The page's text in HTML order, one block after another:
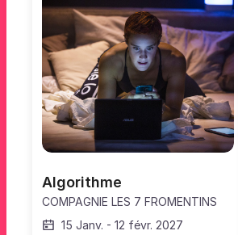
Algorithme
COMPAGNIE LES 7 FROMENTINS
15 Janv. - 12 févr. 2027